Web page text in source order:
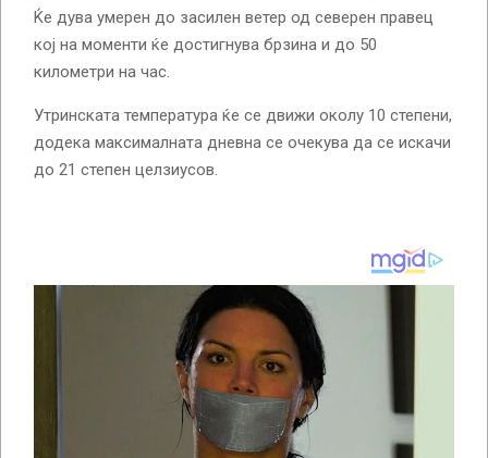
Ќе дува умерен до засилен ветер од северен правец
кој на моменти ќе достигнува брзина и до 50
километри на час.
Утринската температура ќе се движи околу 10 степени,
додека максималната дневна се очекува да се искачи
до 21 степен целзиусов.